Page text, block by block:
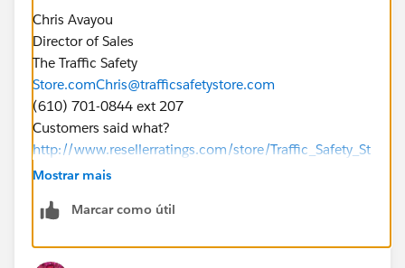
Chris Avayou
Director of Sales
The Traffic Safety
Store.comChris@trafficsafetystore.com
(610) 701-0844 ext 207
Customers said what?
http://www.resellerratings.com/store/Traffic_Safety_St
ore
Mostrar mais
Marcar como útil